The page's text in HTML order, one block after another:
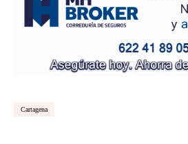
Cartagena